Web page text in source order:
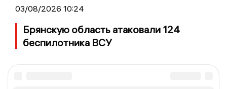
03/08/2026 10:24
Брянскую область атаковали 124
беспилотника ВСУ